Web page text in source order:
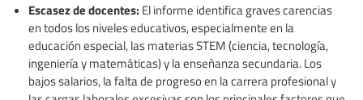
Escasez de docentes: El informe identifica graves carencias
en todos los niveles educativos, especialmente en la
educación especial, las materias STEM (ciencia, tecnología,
ingeniería y matemáticas) y la enseñanza secundaria. Los
bajos salarios, la falta de progreso en la carrera profesional y